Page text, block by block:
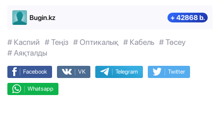
Bugin.kz + 42868 b.
# Каспий # Теңіз # Оптикалық # Кабель # Төсеу
# Аяқталды
| Facebook | VK | Telegram | Twitter
| Whatsapp